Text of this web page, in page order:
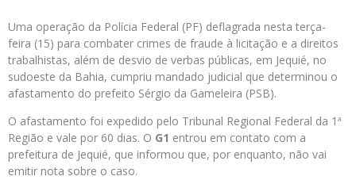
Uma operação da Polícia Federal (PF) deflagrada nesta terça-
feira (15) para combater crimes de fraude à licitação e a direitos
trabalhistas, além de desvio de verbas públicas, em Jequié, no
sudoeste da Bahia, cumpriu mandado judicial que determinou o
afastamento do prefeito Sérgio da Gameleira (PSB).
O afastamento foi expedido pelo Tribunal Regional Federal da 1ª
Região e vale por 60 dias. O G1 entrou em contato com a
prefeitura de Jequié, que informou que, por enquanto, não vai
emitir nota sobre o caso.